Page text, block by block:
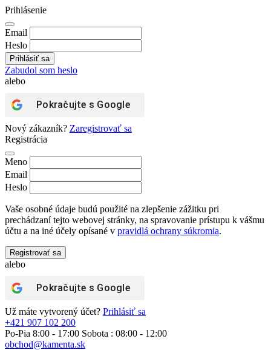
Prihlásenie
Email
Heslo
Zabudol som heslo
alebo
Pokračujte s Google
Nový zákazník? Zaregistrovať sa
Registrácia
Meno
Email
Heslo
Vaše osobné údaje budú použité na zlepšenie zážitku pri
prechádzaní tejto webovej stránky, na spravovanie prístupu k vášmu
účtu a na iné účely opísané v pravidlá ochrany súkromia.
Registrovať sa
alebo
Pokračujte s Google
Už máte vytvorený účet? Prihlásiť sa
+421 907 102 200
Po-Pia 8:00 - 17:00 Sobota : 08:00 - 12:00
obchod@kamenta.sk